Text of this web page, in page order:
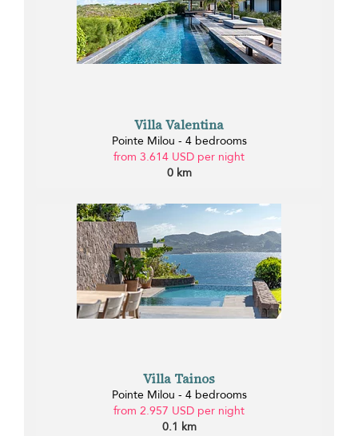
Villa Valentina
Pointe Milou - 4 bedrooms
from 3.614 USD per night
0 km
Villa Tainos
Pointe Milou - 4 bedrooms
from 2.957 USD per night
0.1 km